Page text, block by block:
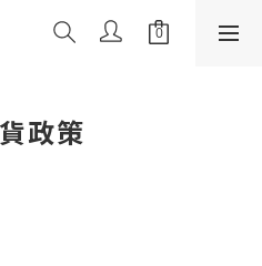
政策